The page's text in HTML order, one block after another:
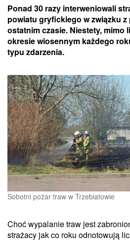
Ponad 30 razy interweniowali
powiatu gryfickiego w związku z
ostatnim czasie. Niestety, mimo
okresie wiosennym każdego
typu zdarzenia.
Sobotni pożar traw w Trzebiatowie
Choć wypalanie traw jest
strażacy jak co roku odnotowują